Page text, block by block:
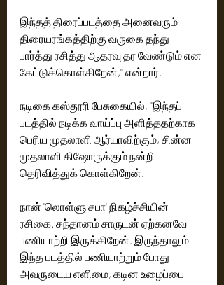
இந்தத் திரைப்படத்தை அனைவரும்
திரையரங்கத்திற்கு வருகை தந்து
பார்த்து ரசித்து ஆதரவு தர வேண்டும் என
கேட்டுக்கொள்கிறேன்,'' என்றார்.
நடிகை கஸ்தூரி பேசுகையில், ''இந்தப்
படத்தில் நடிக்க வாய்ப்பு அளித்ததற்காக
பெரிய முதலாளி ஆர்யாவிற்கும், சின்ன
முதலாளி கிஷோருக்கும் நன்றி
தெரிவித்துக் கொள்கிறேன்.
நான் 'லொள்ளு சபா' நிகழ்ச்சியின்
ரசிகை. சந்தானம் சாருடன் ஏற்கனவே
பணியாற்றி இருக்கிறேன். இருந்தாலும்
இந்த படத்தில் பணியாற்றும் போது
அவருடைய எளிமை, கடின உழைப்பை